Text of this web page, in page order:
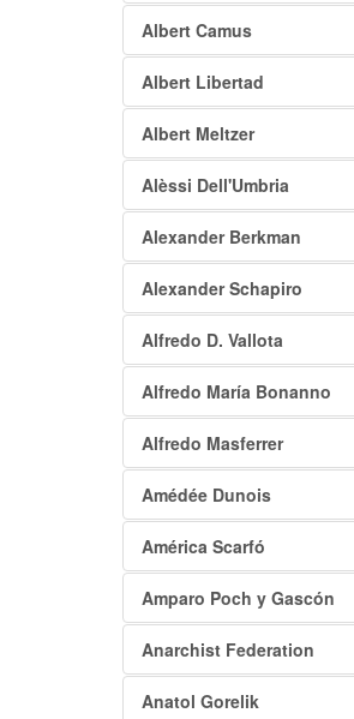
Albert Camus
Albert Libertad
Albert Meltzer
Alèssi Dell'Umbria
Alexander Berkman
Alexander Schapiro
Alfredo D. Vallota
Alfredo María Bonanno
Alfredo Masferrer
Amédée Dunois
América Scarfó
Amparo Poch y Gascón
Anarchist Federation
Anatol Gorelik